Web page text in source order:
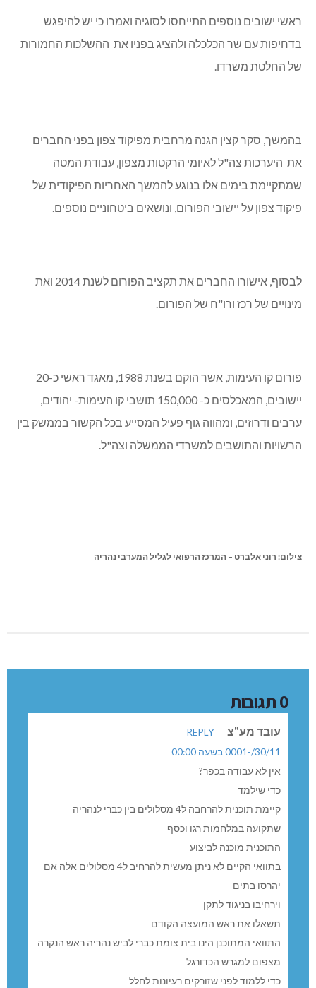
ראשי ישובים נוספים התייחסו לסוגיה ואמרו כי יש להיפגש
בדחיפות עם שר הכלכלה ולהציג בפניו את ההשלכות החמורות
של החלטת משרדו.
בהמשך, סקר קצין הגנה מרחבית מפיקוד צפון בפני החברים
את היערכות צה"ל לאיומי הרקטות מצפון, עבודת המטה
שמתקיימת בימים אלו בנוגע להמשך האחריות הפיקודית של
פיקוד צפון על יישובי הפורום, ונושאים ביטחוניים נוספים.
לבסוף, אישורו החברים את תקציב הפורום לשנת 2014 ואת
מינויים של רכז ורו"ח של הפורום.
פורום קו העימות, אשר הוקם בשנת 1988, מאגד ראשי כ-20
יישובים, המאכלסים כ- 150,000 תושבי קו העימות- יהודים,
ערבים ודרוזים, ומהווה גוף פעיל המסייע בכל הקשור בממשק בין
הרשויות והתושבים למשרדי הממשלה וצה"ל.
צילום: רוני אלברט – המרכז הרפואי לגליל המערבי נהריה
0 תגובות
עובד מע"צ
REPLY
30/11/-0001 בשעה 00:00
אין לא עבודה בכפר?
כדי שילמד
קיימת תוכנית להרחבה ל4 מסלולים בין כברי לנהריה
שתקועה במלחמות רגו וכסף
התוכנית מוכנה לביצוע
בתוואי הקיים לא ניתן מעשית להרחיב ל4 מסלולים אלה אם
יהרסו בתים
וירחיבו בניגוד לתקן
תשאלו את ראש המועצה הקודם
התוואי המתוכנן הינו בית צומת כברי לביש נהריה ראש הנקרה
מצפום למגרש הכדורגל
כדי ללמוד לפני שזורקים רעיונות לחלל